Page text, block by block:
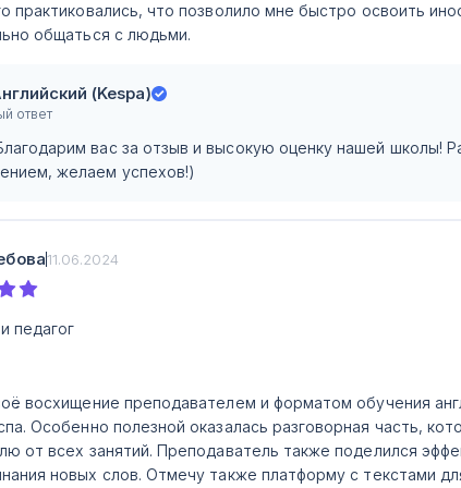
практиковались, что позволило мне быстро освоить
общаться с людьми.
(Kespa)
ответ
вас за отзыв и высокую оценку нашей школы!
желаем успехов!)
11.06.2024
педагог
восхищение преподавателем и форматом обучения
Особенно полезной оказалась разговорная часть,
от всех занятий. Преподаватель также поделился
новых слов. Отмечу также платформу с текстами